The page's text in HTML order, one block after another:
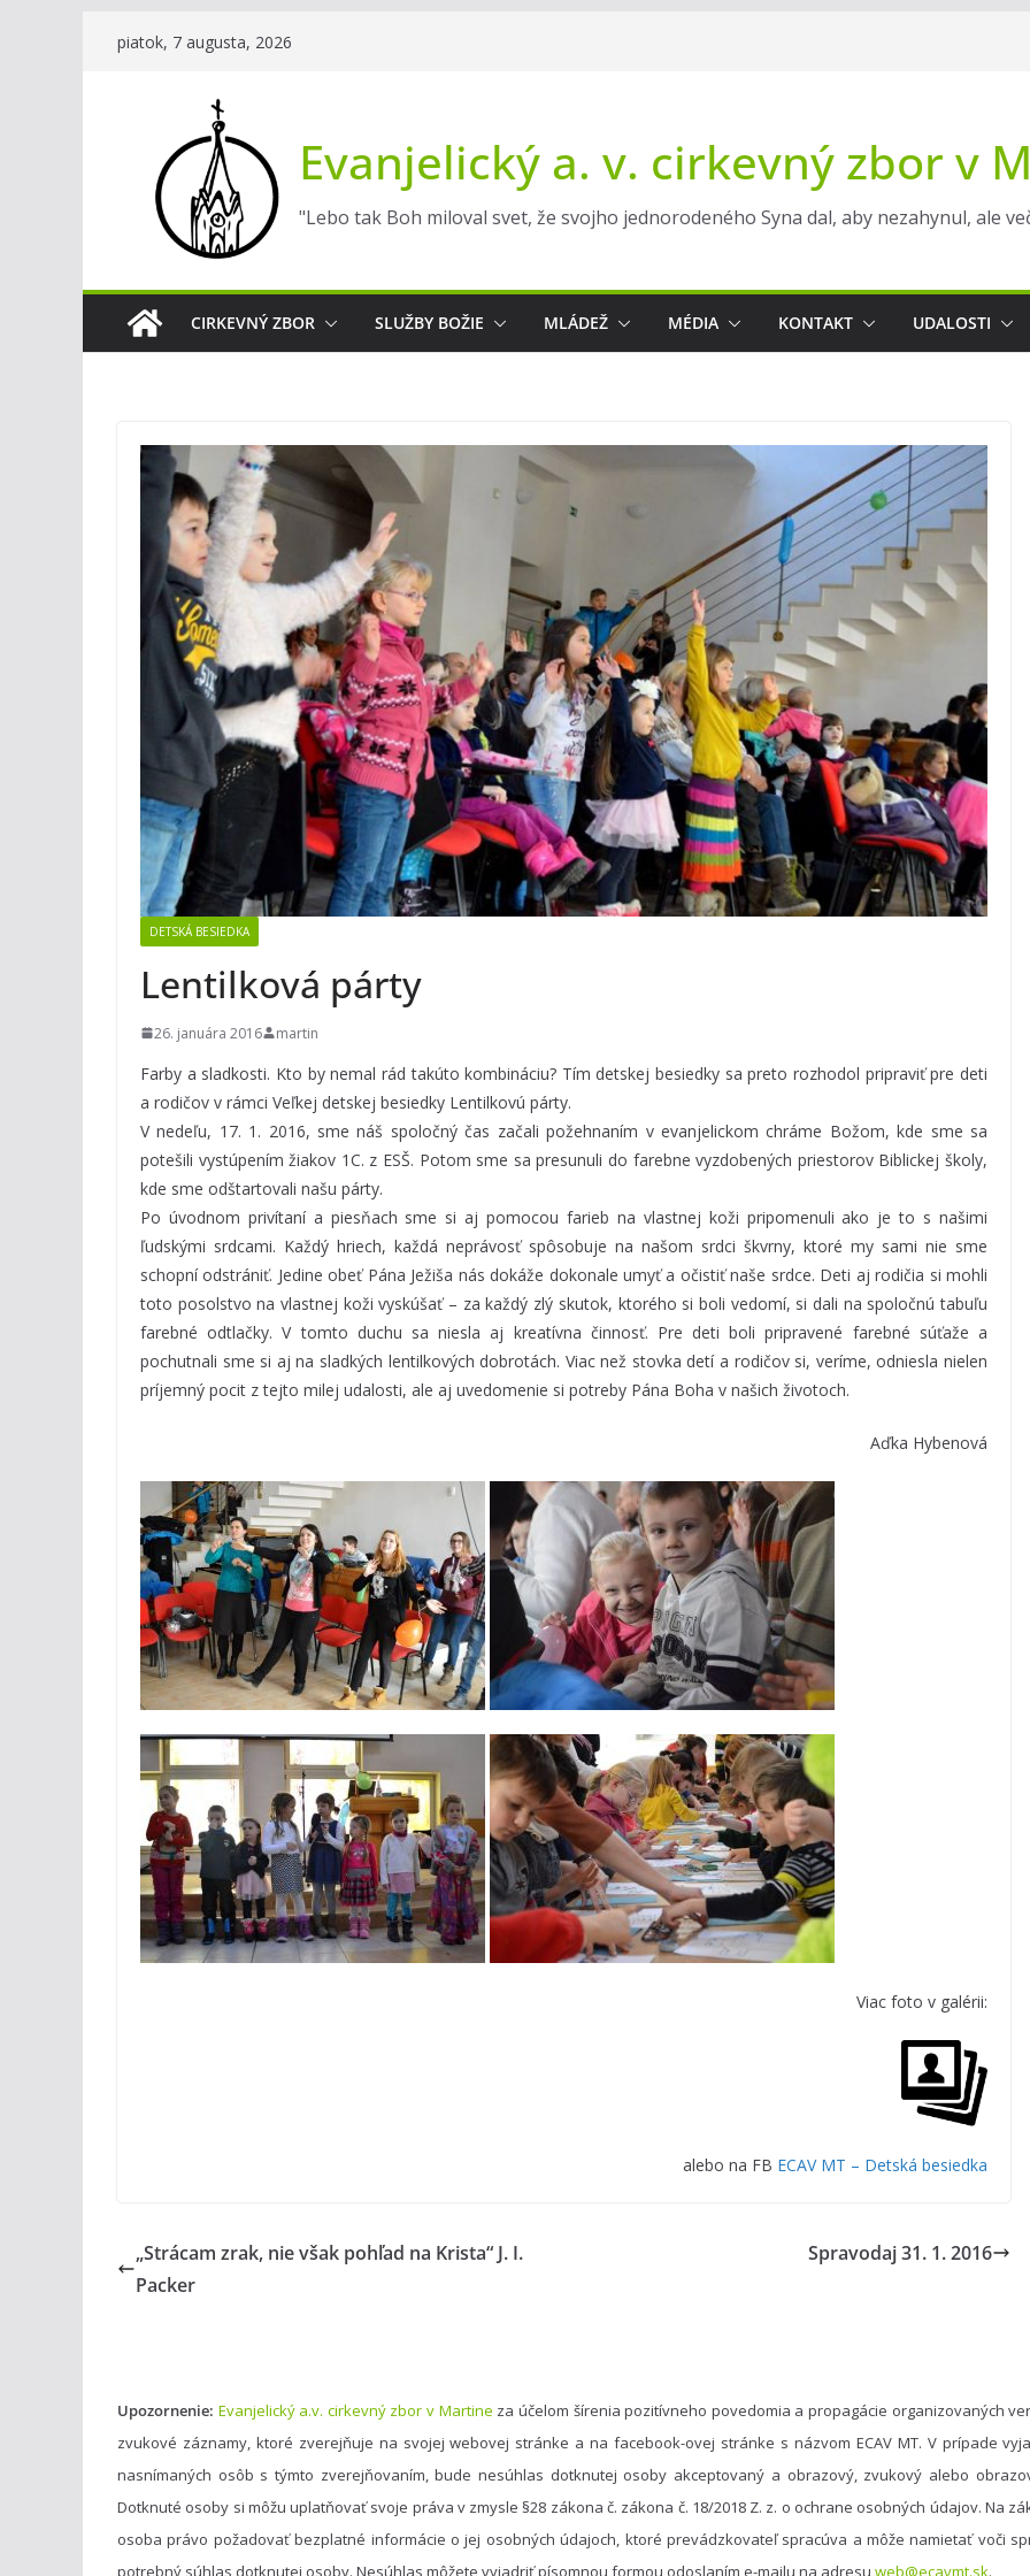
piatok, 7 augusta, 2026
Evanjelický a. v. cirkevný zbor v
"Lebo tak Boh miloval svet, že svojho jednorodeného Syna dal, aby nezahynul, ale
CIRKEVNÝ ZBOR SLUŽBY BOŽIE MLÁDEŽ MÉDIA KONTAKT UDALOSTI
DETSKÁ BESIEDKA
Lentilková párty
26. januára 2016 martin
Farby a sladkosti. Kto by nemal rád takúto kombináciu? Tím detskej besiedky sa preto rozhodol pripraviť pre deti
a rodičov v rámci Veľkej detskej besiedky Lentilkovú párty.
V nedeľu, 17. 1. 2016, sme náš spoločný čas začali požehnaním v evanjelickom chráme Božom, kde sme sa
potešili vystúpením žiakov 1C. z ESŠ. Potom sme sa presunuli do farebne vyzdobených priestorov Biblickej školy,
kde sme odštartovali našu párty.
Po úvodnom privítaní a piesňach sme si aj pomocou farieb na vlastnej koži pripomenuli ako je to s našimi
ľudskými srdcami. Každý hriech, každá neprávosť spôsobuje na našom srdci škvrny, ktoré my sami nie sme
schopní odstrániť. Jedine obeť Pána Ježiša nás dokáže dokonale umyť a očistiť naše srdce. Deti aj rodičia si mohli
toto posolstvo na vlastnej koži vyskúšať – za každý zlý skutok, ktorého si boli vedomí, si dali na spoločnú tabuľu
farebné odtlačky. V tomto duchu sa niesla aj kreatívna činnosť. Pre deti boli pripravené farebné súťaže a
pochutnali sme si aj na sladkých lentilkových dobrotách. Viac než stovka detí a rodičov si, veríme, odniesla nielen
príjemný pocit z tejto milej udalosti, ale aj uvedomenie si potreby Pána Boha v našich životoch.
Aďka Hybenová
Viac foto v galérii:
alebo na FB ECAV MT – Detská besiedka
„Strácam zrak, nie však pohľad na Krista“ J. I.
Packer
Spravodaj 31. 1. 2016
Upozornenie: Evanjelický a.v. cirkevný zbor v Martine za účelom šírenia pozitívneho povedomia a propagácie organizovaných
zvukové záznamy, ktoré zverejňuje na svojej webovej stránke a na facebook-ovej stránke s názvom ECAV MT. V prípade
nasnímaných osôb s týmto zverejňovaním, bude nesúhlas dotknutej osoby akceptovaný a obrazový, zvukový alebo
Dotknuté osoby si môžu uplatňovať svoje práva v zmysle §28 zákona č. zákona č. 18/2018 Z. z. o ochrane osobných údajov. Na
osoba právo požadovať bezplatné informácie o jej osobných údajoch, ktoré prevádzkovateľ spracúva a môže namietať voči
potrebný súhlas dotknutej osoby. Nesúhlas môžete vyjadriť písomnou formou odoslaním e-mailu na adresu web@ecavmt.sk.